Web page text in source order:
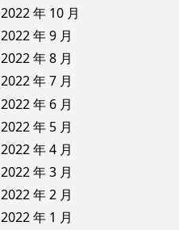
2022 年 10 月
2022 年 9 月
2022 年 8 月
2022 年 7 月
2022 年 6 月
2022 年 5 月
2022 年 4 月
2022 年 3 月
2022 年 2 月
2022 年 1 月